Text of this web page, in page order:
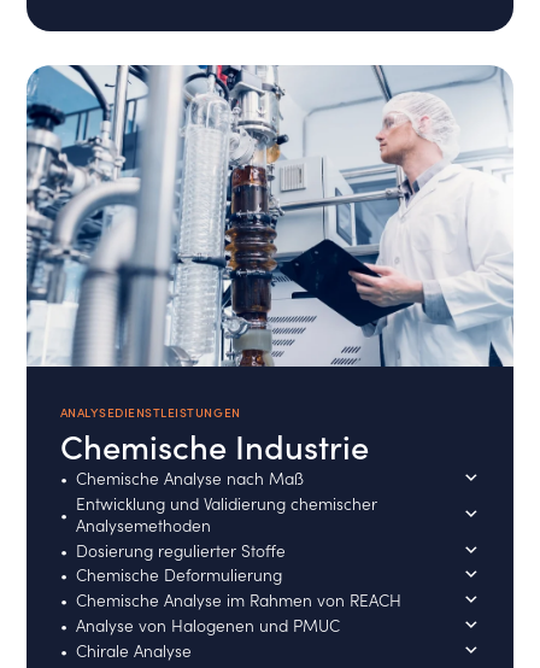
ANALYSEDIENSTLEISTUNGEN
Chemische Industrie
Chemische Analyse nach Maß
Entwicklung und Validierung chemischer
Analysemethoden
Dosierung regulierter Stoffe
Chemische Deformulierung
Chemische Analyse im Rahmen von REACH
Analyse von Halogenen und PMUC
Chirale Analyse